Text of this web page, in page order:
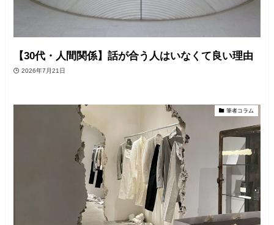
【30代・人間関係】話が合う人はいなくて良い理由
2026年7月21日
筆者コラム